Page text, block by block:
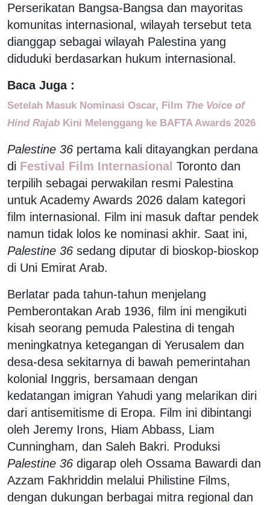
Perserikatan Bangsa-Bangsa dan mayoritas
komunitas internasional, wilayah tersebut teta
dianggap sebagai wilayah Palestina yang
diduduki berdasarkan hukum internasional.
Baca Juga :
Setelah Masuk Nominasi Oscar, Film The Voice of
Hind Rajab Kini Melenggang ke BAFTA Awards 2026
Palestine 36 pertama kali ditayangkan perdana
di Festival Film Internasional Toronto dan
terpilih sebagai perwakilan resmi Palestina
untuk Academy Awards 2026 dalam kategori
film internasional. Film ini masuk daftar pendek
namun tidak lolos ke nominasi akhir. Saat ini,
Palestine 36 sedang diputar di bioskop-bioskop
di Uni Emirat Arab.
Berlatar pada tahun-tahun menjelang
Pemberontakan Arab 1936, film ini mengikuti
kisah seorang pemuda Palestina di tengah
meningkatnya ketegangan di Yerusalem dan
desa-desa sekitarnya di bawah pemerintahan
kolonial Inggris, bersamaan dengan
kedatangan imigran Yahudi yang melarikan diri
dari antisemitisme di Eropa. Film ini dibintangi
oleh Jeremy Irons, Hiam Abbass, Liam
Cunningham, dan Saleh Bakri. Produksi
Palestine 36 digarap oleh Ossama Bawardi dan
Azzam Fakhriddin melalui Philistine Films,
dengan dukungan berbagai mitra regional dan